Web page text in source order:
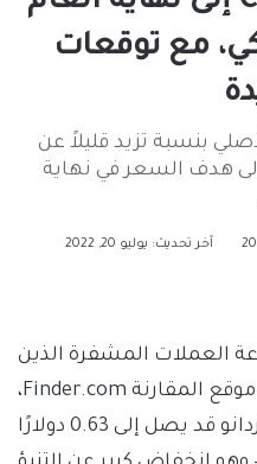
أمريكي، مع توقعات
بنسبة تزيد قليلاً عن
هدف السعر في نهاية
آخر تحديث: يوليو 20, 2022
العملات المشفرة الذين
شملهم الاستطلاع من خلال موقع المقارنة Finder.com،
أن رمز ADA الأصلي لكاردانو قد يصل إلى 0.63 دولارًا